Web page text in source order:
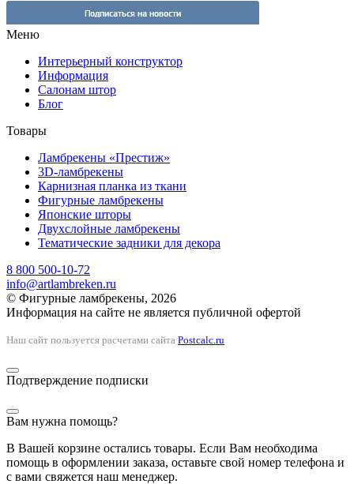
Меню
Интерьерный конструктор
Информация
Салонам штор
Блог
Товары
Ламбрекены «Престиж»
3D-ламбрекены
Карнизная планка из ткани
Фигурные ламбрекены
Японские шторы
Двухслойные ламбрекены
Тематические задники для декора
8 800 500-10-72
info@artlambreken.ru
© Фигурные ламбрекены, 2026
Информация на сайте не является публичной офертой
Наш сайт пользуется расчетами сайта Postcalc.ru
Подтверждение подписки
Вам нужна помощь?
В Вашей корзине остались товары. Если Вам необходима
помощь в оформлении заказа, оставьте свой номер телефона и
с вами свяжется наш менеджер.